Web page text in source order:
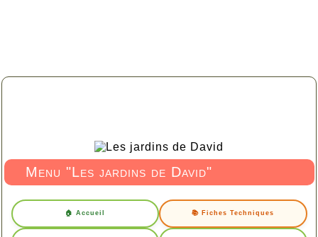
Menu "Les jardins de David"
🏠 Accueil 📚 Fiches Techniques